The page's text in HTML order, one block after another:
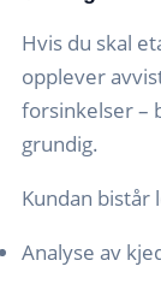
Hvis du skal
opplever
forsinkelser –
grundig.
Kundan
Analyse av